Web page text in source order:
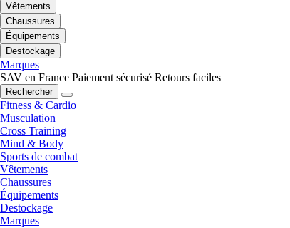
Vêtements
Chaussures
Équipements
Destockage
Marques
SAV en France Paiement sécurisé Retours faciles
Rechercher
Fitness & Cardio
Musculation
Cross Training
Mind & Body
Sports de combat
Vêtements
Chaussures
Équipements
Destockage
Marques